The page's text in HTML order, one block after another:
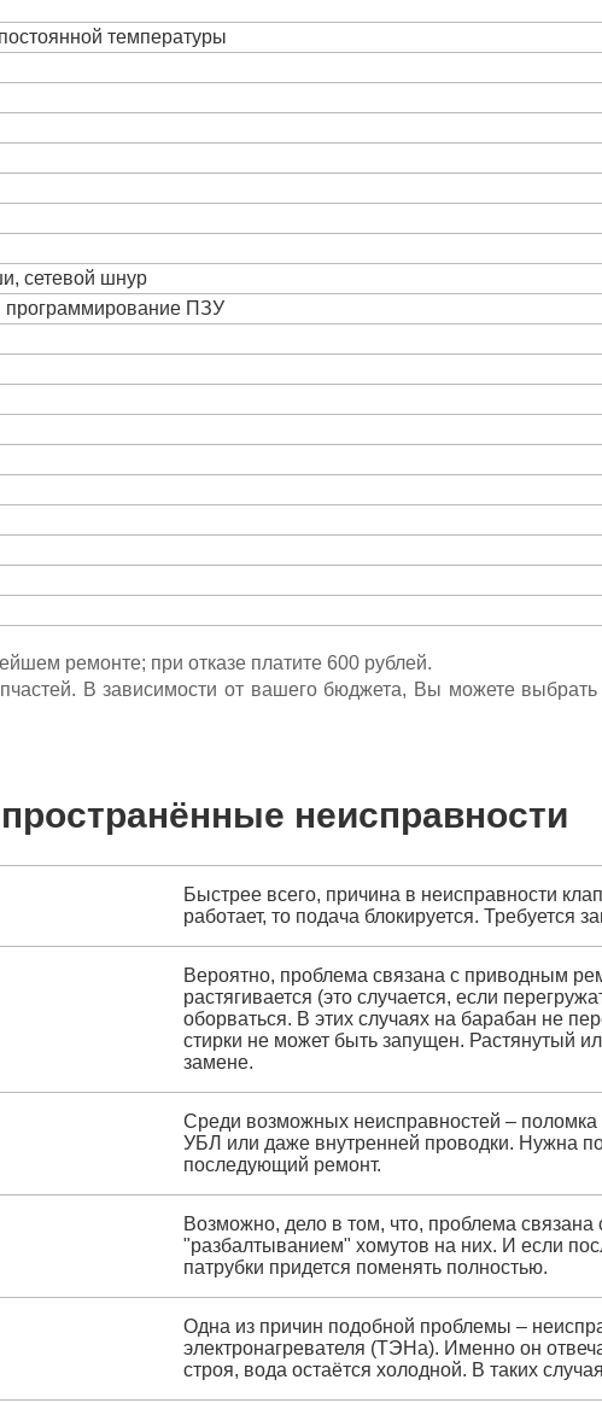
температуры
сетевой шнур
программирование ПЗУ
ремонте; при отказе платите 600 рублей.
В зависимости от вашего бюджета, Вы можете
неисправности
Быстрее всего, причина в неисправности
работает, то подача блокируется. Требуется
Вероятно, проблема связана с приводным
растягивается (это случается, если
оборваться. В этих случаях на барабан не
стирки не может быть запущен. Растянутый
замене.
Среди возможных неисправностей –
УБЛ или даже внутренней проводки. Нужна
последующий ремонт.
Возможно, дело в том, что, проблема
"разбалтыванием" хомутов на них. И если
патрубки придется поменять полностью.
Одна из причин подобной проблемы –
электронагревателя (ТЭНа). Именно он
строя, вода остаётся холодной. В таких